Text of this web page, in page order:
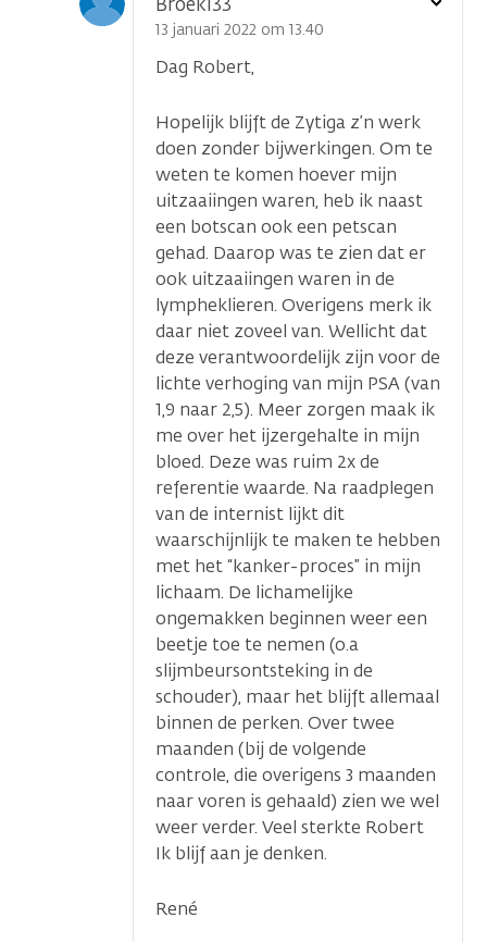
13 januari 2022 om 13.40
Dag Robert,
Hopelijk blijft de Zytiga z’n werk
doen zonder bijwerkingen. Om te
weten te komen hoever mijn
uitzaaiingen waren, heb ik naast
een botscan ook een petscan
gehad. Daarop was te zien dat er
ook uitzaaiingen waren in de
lympheklieren. Overigens merk ik
daar niet zoveel van. Wellicht dat
deze verantwoordelijk zijn voor de
lichte verhoging van mijn PSA (van
1,9 naar 2,5). Meer zorgen maak ik
me over het ijzergehalte in mijn
bloed. Deze was ruim 2x de
referentie waarde. Na raadplegen
van de internist lijkt dit
waarschijnlijk te maken te hebben
met het “kanker-proces” in mijn
lichaam. De lichamelijke
ongemakken beginnen weer een
beetje toe te nemen (o.a
slijmbeursontsteking in de
schouder), maar het blijft allemaal
binnen de perken. Over twee
maanden (bij de volgende
controle, die overigens 3 maanden
naar voren is gehaald) zien we wel
weer verder. Veel sterkte Robert
Ik blijf aan je denken.
René